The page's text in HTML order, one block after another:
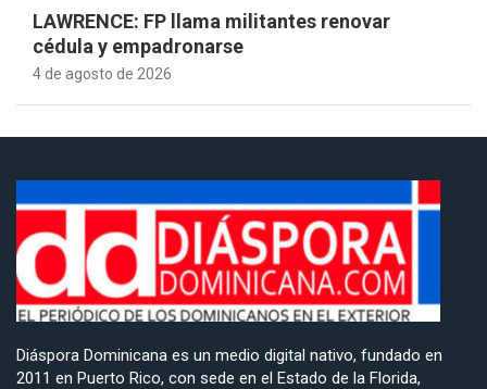
LAWRENCE: FP llama militantes renovar
cédula y empadronarse
4 de agosto de 2026
Diáspora Dominicana es un medio digital nativo, fundado en
2011 en Puerto Rico, con sede en el Estado de la Florida,